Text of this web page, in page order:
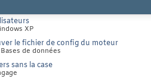
XP
le fichier de config du moteur
de données
sans la case